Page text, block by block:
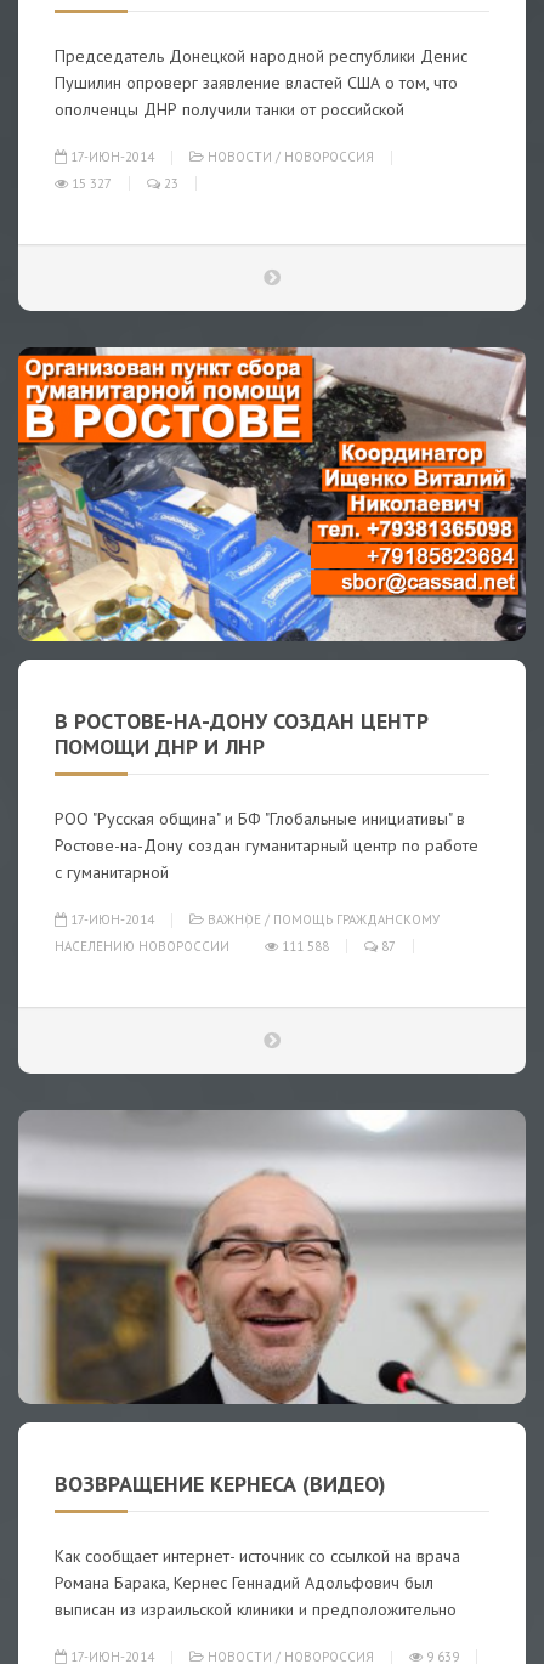
Председатель Донецкой народной республики Денис
Пушилин опроверг заявление властей США о том, что
ополченцы ДНР получили танки от российской
17-ИЮН-2014 НОВОСТИ / НОВОРОССИЯ
15 327
23
В РОСТОВЕ-НА-ДОНУ СОЗДАН ЦЕНТР
ПОМОЩИ ДНР И ЛНР
РОО "Русская община" и БФ "Глобальные инициативы" в
Ростове-на-Дону создан гуманитарный центр по работе
с гуманитарной
17-ИЮН-2014 ВАЖНОЕ / ПОМОЩЬ ГРАЖДАНСКОМУ
НАСЕЛЕНИЮ НОВОРОССИИ
111 588 87
ВОЗВРАЩЕНИЕ КЕРНЕСА (ВИДЕО)
Как сообщает интернет- источник со ссылкой на врача
Романа Барака, Кернес Геннадий Адольфович был
выписан из израильской клиники и предположительно
17-ИЮН-2014 НОВОСТИ / НОВОРОССИЯ 9 639